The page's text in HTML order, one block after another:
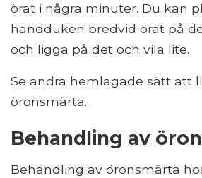
örat i några minuter. Du kan
handduken bredvid örat på
och ligga på det och vila lite.
Se andra hemlagade sätt att
öronsmärta.
Behandling av
Behandling av öronsmärta